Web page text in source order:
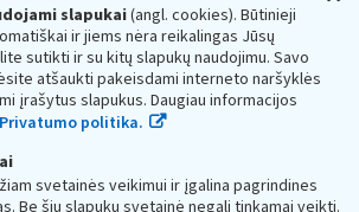
slapukai(angl. cookies). Būtinieji
ir jiems nėra reikalingas Jūsų
sutikti ir su kitų slapukų naudojimu. Savo
atšaukti pakeisdami interneto naršyklės
įrašytus slapukus. Daugiau informacijos
Privatumo politika.
svetainės veikimui ir įgalina pagrindines
Be šių slapukų svetainė negali tinkamai veikti.
ministerijos
asmens kodas — 188659752,
g. 14, 01107 Vilnius, Lietuva, el.paštas:
dėžutės adresas 188659752
mokesčių inspekciją prie Lietuvos
kaupiami ir saugomi Juridinių